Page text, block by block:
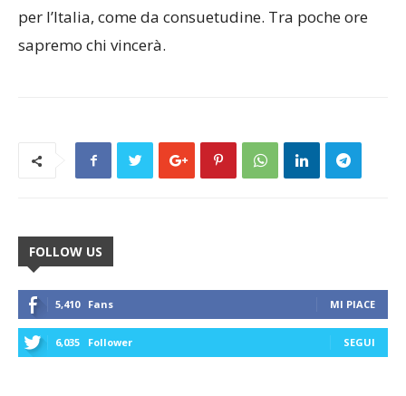
per l’Italia, come da consuetudine. Tra poche ore
sapremo chi vincerà.
FOLLOW US
5,410 Fans MI PIACE
6,035 Follower SEGUI